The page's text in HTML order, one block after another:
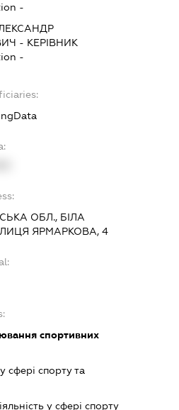
-
- КЕРІВНИК
-
ОБЛ., БІЛА
ЯРМАРКОВА, 4
спортивних
сфері спорту та
у сфері спорту